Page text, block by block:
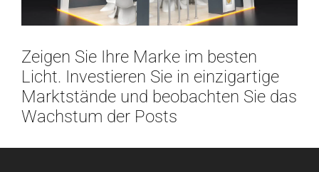
Zeigen Sie Ihre Marke im besten
Licht. Investieren Sie in einzigartige
Marktstände und beobachten Sie das
Wachstum der Posts